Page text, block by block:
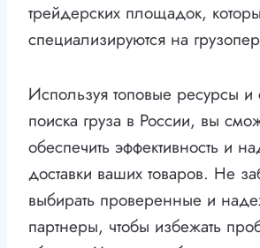
трейдерских площадок,
специализируются на
Используя топовые ресурсы
поиска груза в России, вы
обеспечить эффективность и
доставки ваших товаров. Не
выбирать проверенные и
партнеры, чтобы избежать